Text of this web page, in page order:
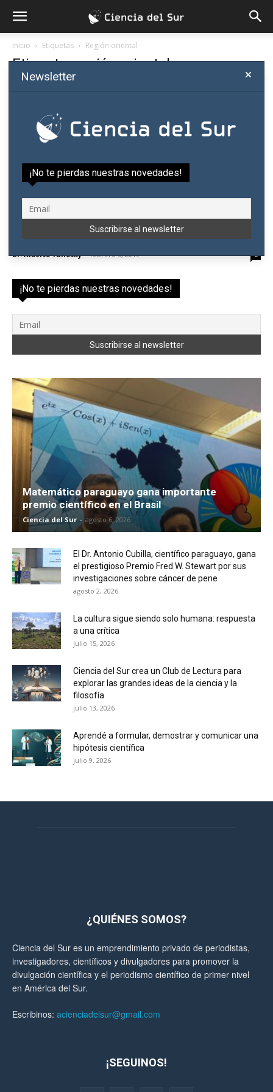
Inicio Etiquetas Región oriental
Etiqueta: región oriental
Desarrollo rural y deforestación en
Paraguay: sin fanatismo y con mucha...
Dr. Alberto Yanosky - febrero 6, 2019 0
¡No te pierdas nuestras novedades!
Matemático paraguayo gana importante
premio científico en el Brasil
Ciencia del Sur - agosto 6, 2026
El Dr. Antonio Cubilla, científico paraguayo, gana
el prestigioso Premio Fred W. Stewart por sus
investigaciones sobre cáncer de pene
agosto 2, 2026
La cultura sigue siendo solo humana: respuesta
a una crítica
julio 15, 2026
Ciencia del Sur crea un Club de Lectura para
explorar las grandes ideas de la ciencia y la
filosofía
julio 13, 2026
Aprendé a formular, demostrar y comunicar una
hipótesis científica
julio 9, 2026
¿QUIÉNES SOMOS?
Ciencia del Sur es un emprendimiento privado de periodistas,
investigadores, científicos y divulgadores para promover la
divulgación científica y el periodismo científico de primer nivel
en América del Sur.
Escribinos: acienciadelsur@gmail.com
¡SEGUINOS!
Newsletter
¡No te pierdas nuestras novedades!